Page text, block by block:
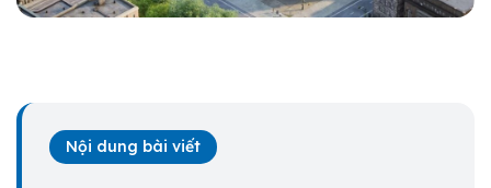
Nội dung bài viết